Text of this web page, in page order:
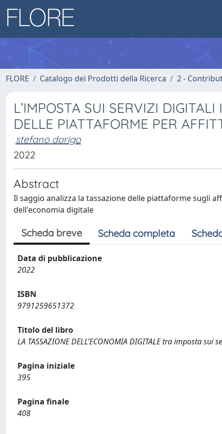
FLORE Catalogo dei Prodotti della Ricerca 2 -
L’IMPOSTA SUI SERVIZI
DELLE PIATTAFORME PER
stefano dorigo
2022
Abstract
Il saggio analizza la tassazione delle piattaforme sugli
dell'economia digitale
Scheda breve Scheda completa
Data di pubblicazione
2022
ISBN
9791259651372
Titolo del libro
LA TASSAZIONE DELL’ECONOMIA DIGITALE tra imposta
Pagina iniziale
395
Pagina finale
408